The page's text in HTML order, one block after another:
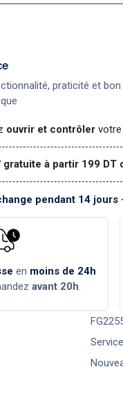
praticité et
ouvrir et contrôler
gratuite à partir 199 DT
pendant 14
en moins de 24h
avant 20h.